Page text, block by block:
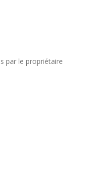
par le propriétaire